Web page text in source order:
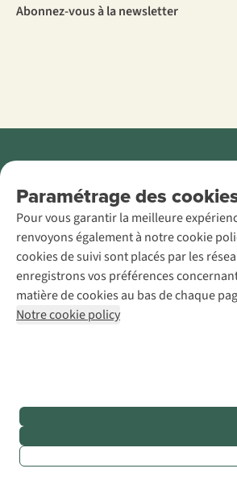
Paramétrage des
Pour vous garantir la meilleure
renvoyons également à notre cookie
cookies de suivi sont placés par les
enregistrons vos préférences
matière de cookies au bas de chaque
Notre cookie policy
Abonnez-vous à la newsletter
AS Adventure
France SAS,
Rue du Vieux
Faubourg 14, F-
59000 Lille
+32 (0)3 828
30 15